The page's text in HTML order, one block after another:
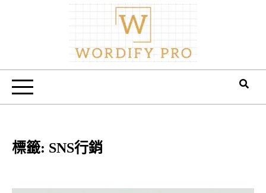
Wordify Pro
標籤: SNS行銷